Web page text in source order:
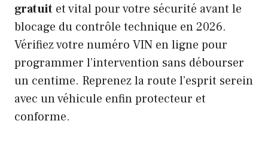
gratuit et vital pour votre sécurité avant le
blocage du contrôle technique en 2026.
Vérifiez votre numéro VIN en ligne pour
programmer l’intervention sans débourser
un centime. Reprenez la route l’esprit serein
avec un véhicule enfin protecteur et
conforme.